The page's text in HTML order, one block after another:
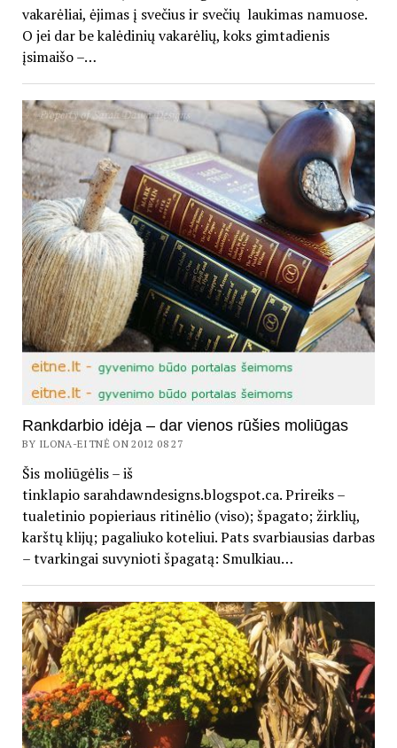
vakarėliai, ėjimas į svečius ir svečių laukimas namuose.
O jei dar be kalėdinių vakarėlių, koks gimtadienis
įsimaišo –…
Rankdarbio idėja – dar vienos rūšies moliūgas
BY ILONA-EITNĖ ON 2012 08 27
Šis moliūgėlis – iš
tinklapio sarahdawndesigns.blogspot.ca. Prireiks –
tualetinio popieriaus ritinėlio (viso); špagato; žirklių,
karštų klijų; pagaliuko koteliui. Pats svarbiausias darbas
– tvarkingai suvynioti špagatą: Smulkiau…